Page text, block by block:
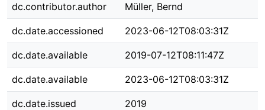
dc.contributor.author Müller, Bernd
dc.date.accessioned 2023-06-12T08:03:31Z
dc.date.available 2019-07-12T08:11:47Z
dc.date.available 2023-06-12T08:03:31Z
dc.date.issued 2019